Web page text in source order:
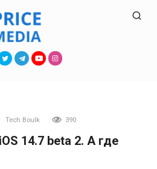
Tech Boulk 390
14.7 beta 2. А где